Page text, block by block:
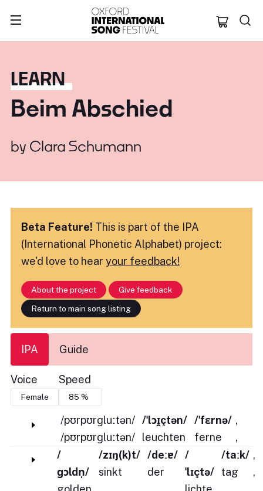
Oxford
LEARN
Beim Abschied
by Clara Schumann
Beta Feature! This is part of the IPA
(International Phonetic Alphabet) project:
we'd love to hear your feedback!
About the project
Give feedback
Return to main song listing
IPA Guide
Voice Speed
/pʊrpʊrɡluːtən/
/pʊrpʊrɡluːtən/
/ˈlɔɪ̯çtən/
leuchten
/ˈfɛrnə/
ferne
,
,
/
ɡɔldn̩/
/zɪŋ(k)t/
sinkt
/deːɐ/
der
/
ˈlɪçtə/
/taːk/
tag
,
,